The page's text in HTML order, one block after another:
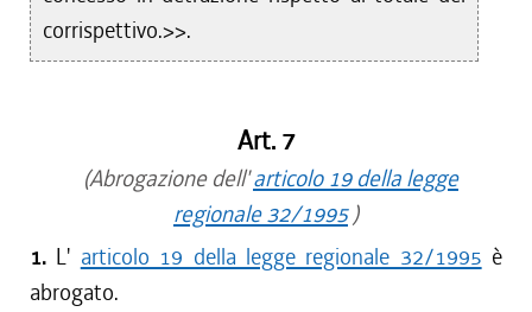
corrispettivo.>>.
Art. 7
(Abrogazione dell'articolo 19 della legge
regionale 32/1995)
1. L' articolo 19 della legge regionale 32/1995 è
abrogato.